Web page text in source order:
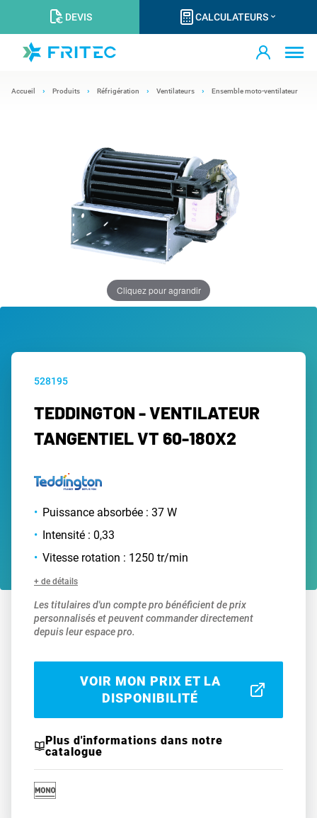
DEVIS CALCULATEURS
Accueil Produits Réfrigération Ventilateurs Ensemble moto-ventilateur
Cliquez pour agrandir
528195
TEDDINGTON - VENTILATEUR
TANGENTIEL VT 60-180X2
Puissance absorbée : 37 W
Intensité : 0,33
Vitesse rotation : 1250 tr/min
+ de détails
Les titulaires d'un compte pro bénéficient de prix
personnalisés et peuvent commander directement
depuis leur espace pro.
VOIR MON PRIX ET LA
DISPONIBILITÉ
Plus d'informations dans notre
catalogue